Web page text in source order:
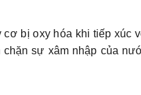
bị oxy hóa khi tiếp xúc
sự xâm nhập của